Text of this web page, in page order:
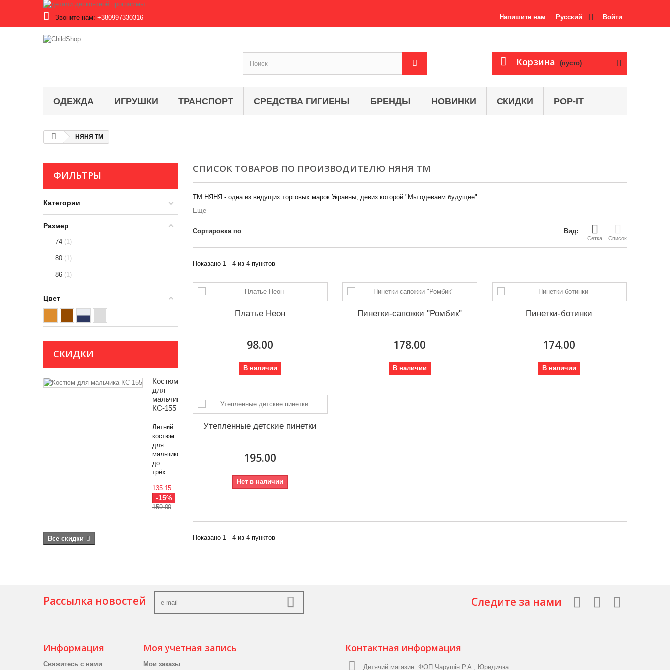
Войти
Русский
Напишите нам
Звоните нам: +380997330316
Корзина (пусто)
ОДЕЖДА ИГРУШКИ ТРАНСПОРТ СРЕДСТВА ГИГИЕНЫ БРЕНДЫ НОВИНКИ СКИДКИ POP-IT
НЯНЯ ТМ
ФИЛЬТРЫ
Категории
Размер
74 1
80 1
86 1
Цвет
СКИДКИ
Костюм
для
мальчика
КС-155
Летний
костюм
для
мальчиков
до
трёх...
135.15
-15%
159.00
Все скидки
СПИСОК ТОВАРОВ ПО ПРОИЗВОДИТЕЛЮ НЯНЯ ТМ
ТМ НЯНЯ - одна из ведущих торговых марок Украины, девиз которой "Мы одеваем будущее".
Еще
Вид:
Сетка Список
Сортировка по --
Показано 1 - 4 из 4 пунктов
Платье Неон
98.00
В наличии
Пинетки-сапожки "Ромбик"
178.00
В наличии
Пинетки-ботинки
174.00
В наличии
Утепленные детские пинетки
195.00
Нет в наличии
Показано 1 - 4 из 4 пунктов
Рассылка новостей Следите за нами
Информация
Свяжитесь с нами
Моя учетная запись
Мои заказы
Контактная информация
Дитячий магазин. ФОП Чарушін Р.А., Юридична